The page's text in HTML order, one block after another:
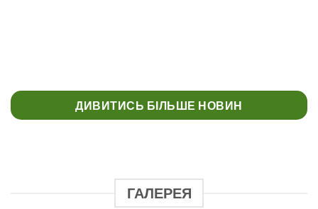
УКРАЇНСЬКОЇ ДІАСПОРИ
ДИВИТИСЬ БІЛЬШЕ НОВИН
ГАЛЕРЕЯ